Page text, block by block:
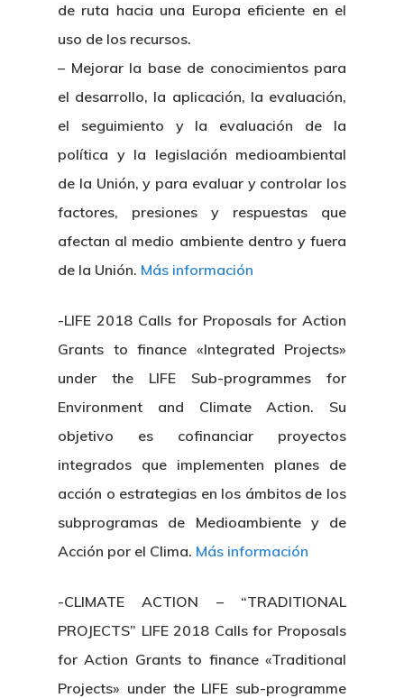
de ruta hacia una Europa eficiente en el
uso de los recursos.
– Mejorar la base de conocimientos para
el desarrollo, la aplicación, la evaluación,
el seguimiento y la evaluación de la
política y la legislación medioambiental
de la Unión, y para evaluar y controlar los
factores, presiones y respuestas que
afectan al medio ambiente dentro y fuera
de la Unión. Más información
-LIFE 2018 Calls for Proposals for Action
Grants to finance «Integrated Projects»
under the LIFE Sub-programmes for
Environment and Climate Action. Su
objetivo es cofinanciar proyectos
integrados que implementen planes de
acción o estrategias en los ámbitos de los
subprogramas de Medioambiente y de
Acción por el Clima. Más información
-CLIMATE ACTION – “TRADITIONAL
PROJECTS” LIFE 2018 Calls for Proposals
for Action Grants to finance «Traditional
Projects» under the LIFE sub-programme
Nosotros
Organización
Directorio De Personal
Patronato
Manual De Identidad
Corporativa
Contacto
Novedades
Actualidad
Eventos
Proyectos
Publicaciones
Memoria
Contratación
Empleo
Plan De Igualdad